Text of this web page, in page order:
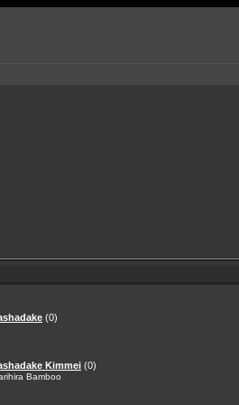
(0)
Kimmei (0)
Bamboo